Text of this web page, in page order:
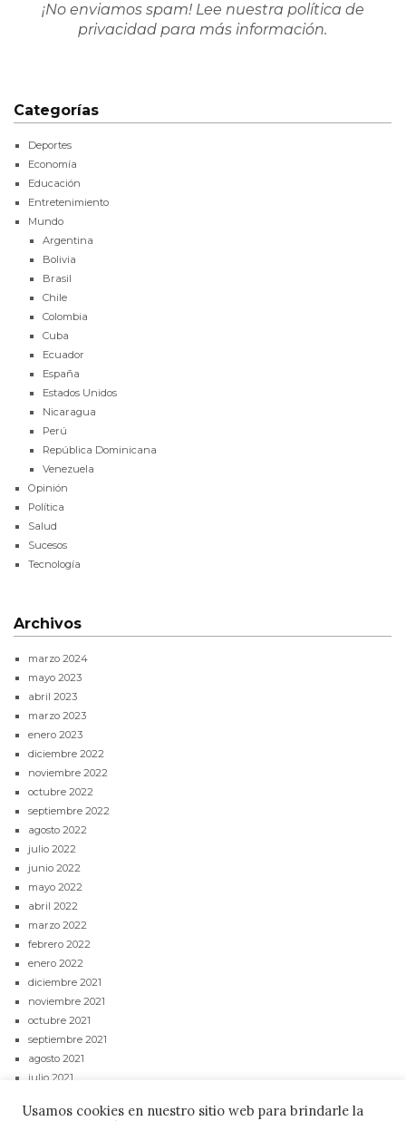
¡No enviamos spam! Lee nuestra política de
privacidad para más información.
Categorías
Deportes
Economía
Educación
Entretenimiento
Mundo
Argentina
Bolivia
Brasil
Chile
Colombia
Cuba
Ecuador
España
Estados Unidos
Nicaragua
Perú
República Dominicana
Venezuela
Opinión
Política
Salud
Sucesos
Tecnología
Archivos
marzo 2024
mayo 2023
abril 2023
marzo 2023
enero 2023
diciembre 2022
noviembre 2022
octubre 2022
septiembre 2022
agosto 2022
julio 2022
junio 2022
mayo 2022
abril 2022
marzo 2022
febrero 2022
enero 2022
diciembre 2021
noviembre 2021
octubre 2021
septiembre 2021
agosto 2021
julio 2021
mayo 2021
Usamos cookies en nuestro sitio web para brindarle la